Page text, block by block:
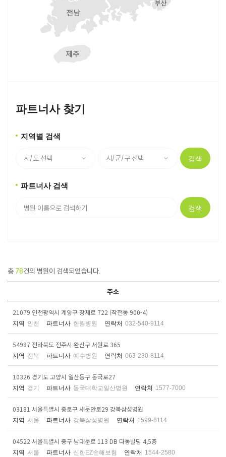
파트너사 찾기
지역별 검색
검색
파트너사 검색
검색
총 78건의 병원이 검색되었습니다.
주소
21079 인천광역시 계양구 장제로 722 (작전동 900-4)
지역 인천 파트너사 한림병원 연락처 032-540-9114
54987 전라북도 전주시 완산구 서원로 365
지역 전북 파트너사 예수병원 연락처 063-230-8114
10326 경기도 고양시 일산동구 동국로27
지역 경기 파트너사 동국대학교일산병원 연락처 1577-7000
03181 서울특별시 종로구 새문안로29 강북삼성병원
지역 서울 파트너사 강북삼성병원 연락처 1599-8114
04522 서울특별시 중구 남대문로 113 DB 다동빌딩 4,5층
지역 서울 파트너사 신한EZ손해보험 연락처 1544-2580